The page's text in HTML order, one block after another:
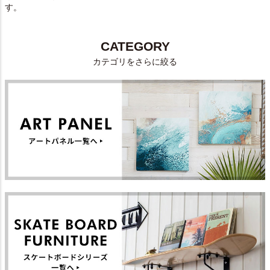
す。
CATEGORY
カテゴリをさらに絞る